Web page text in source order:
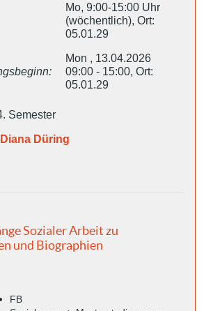
Mo, 9:00-15:00 Uhr
(wöchentlich), Ort:
05.01.29
Mon , 13.04.2026
09:00 - 15:00, Ort:
05.01.29
Semester
Düring
Sozialer Arbeit zu
und Biographien
FB